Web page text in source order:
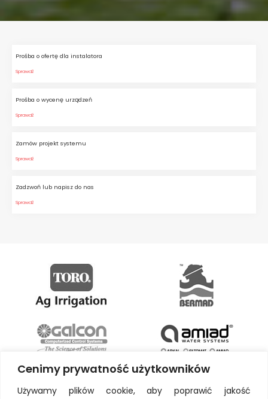
Cenimy prywatność użytkowników
Używamy plików cookie, aby poprawić jakość
Prośba o ofertę dla instalatora
Sprawdź
Prośba o wycenę urządzeń
Sprawdź
Zamów projekt systemu
Sprawdź
Zadzwoń lub napisz do nas
Sprawdź